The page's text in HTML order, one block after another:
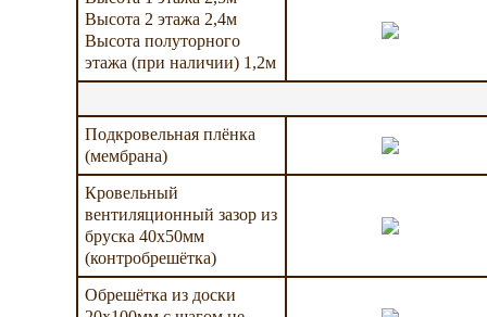
Высота 2 этажа 2,4м
Высота полуторного
этажа (при наличии) 1,2м
Подкровельная плёнка
(мембрана)
Кровельный
вентиляционный зазор из
бруска 40х50мм
(контробрешётка)
Обрешётка из доски